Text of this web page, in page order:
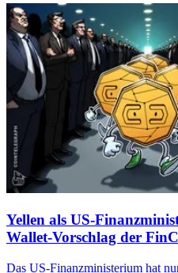
Yellen als US-
Wallet-Vorschlag der
Das US-Finanzministerium hat